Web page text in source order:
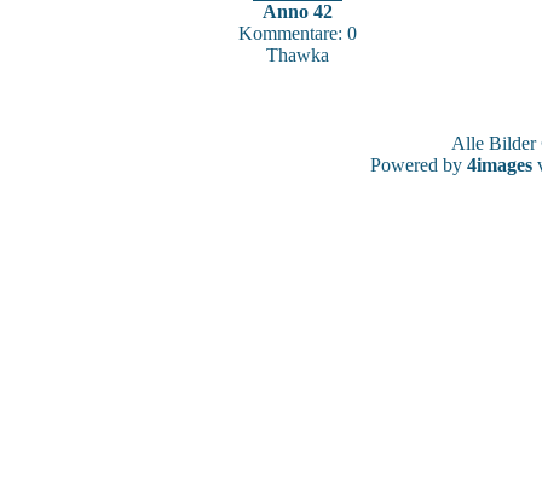
Anno 42
Kommentare: 0
Thawka
Alle
Powered by 4images